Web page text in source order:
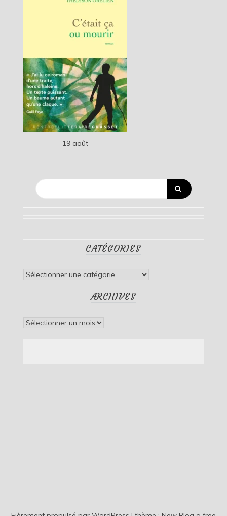
19 août
CATÉGORIES
Catégories
ARCHIVES
Archives